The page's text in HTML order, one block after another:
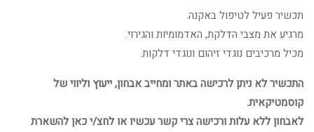
תכשיר פעיל לטיפול באקנה.
מרגיע את מצבי הדלקת, האדמומיות והגירוי.
מכיל מרכיבים נוגדי זיהום ונוגדי דלקות.
התכשיר לא ניתן לרכישה באתר ומחייב אבחון, ייעוץ וליווי של
קוסמטיקאית.
לאבחון ללא עלות ורכישה צרי קשר עכשיו או לחצ/י כאן להשארת